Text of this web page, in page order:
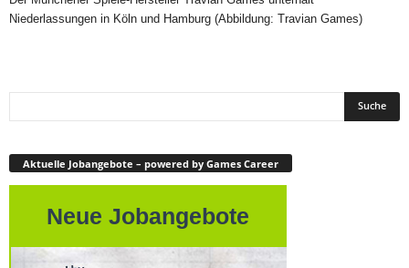
Niederlassungen in Köln und Hamburg (Abbildung: Travian Games)
Aktuelle Jobangebote – powered by Games Career